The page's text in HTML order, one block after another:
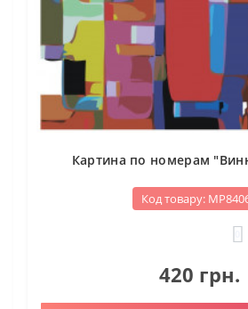
Картина по номерам
Код товару:
420 грн.